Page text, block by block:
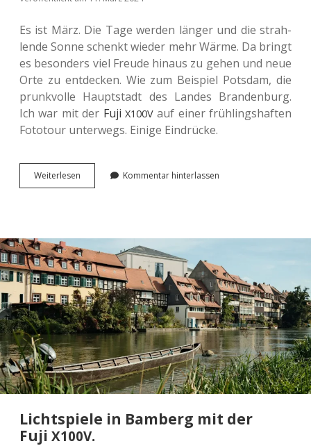
Es ist März. Die Tage werden länger und die strah­
len­de Sonne schenkt wieder mehr Wärme. Da bringt
es beson­ders viel Freude hinaus zu gehen und neue
Orte zu ent­de­cken. Wie zum Bei­spiel Pots­dam, die
prunk­vol­le Haupt­stadt des Landes Bran­den­burg.
Ich war mit der Fuji X100Vauf einer früh­lings­haf­ten
Foto­tour unter­wegs. Einige Eindrücke.
Wei­ter­le­sen
lings­
in
Potsdam.
Kommentar hinterlassen
Lichtspiele in Bamberg mit der
Fuji X100V.